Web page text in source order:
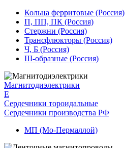
Кольца ферритовые (Россия)
П, ПП, ПК (Россия)
Стержни (Россия)
Трансфлюкторы (Россия)
Ч, Б (Россия)
Ш-образные (Россия)
Магнитодиэлектрики
E
Сердечники тороидальные
Сердечники производства РФ
МП (Мо-Пермаллой)